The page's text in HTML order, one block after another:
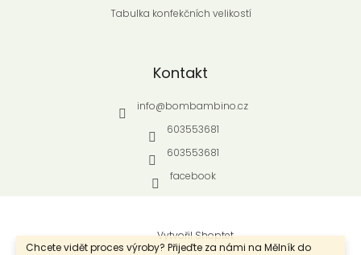
Chcete vidět proces výroby? Přijeďte za námi na Mělník do
Tabulka konfekčních velikostí
Kontakt
info@bombambino.cz
603553681
603553681
facebook
Vytvořil Shoptet